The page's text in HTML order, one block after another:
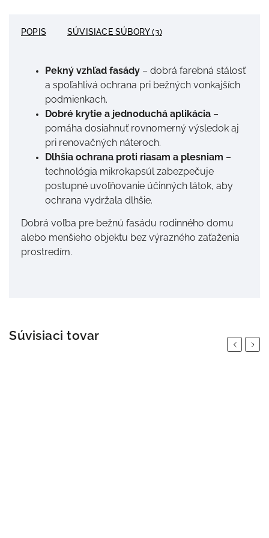
POPIS SÚVISIACE SÚBORY (3)
Pekný vzhľad fasády – dobrá farebná stálosť
a spoľahlivá ochrana pri bežných vonkajších
podmienkach.
Dobré krytie a jednoduchá aplikácia –
pomáha dosiahnuť rovnomerný výsledok aj
pri renovačných náteroch.
Dlhšia ochrana proti riasam a plesniam –
technológia mikrokapsúl zabezpečuje
postupné uvoľňovanie účinných látok, aby
ochrana vydržala dlhšie.
Dobrá voľba pre bežnú fasádu rodinného domu
alebo menšieho objektu bez výrazného zaťaženia
prostredím.
Súvisiaci tovar
Previous
Next